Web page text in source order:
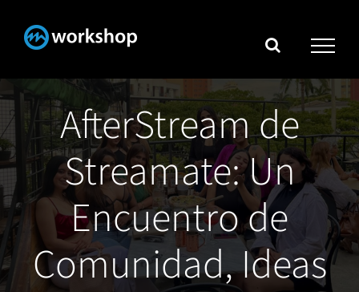
AfterStream de
Streamate: Un
Encuentro de
Comunidad, Ideas